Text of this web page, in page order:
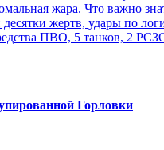
жара. Что важно
жертв, удары по
ПВО, 5 танков, 2
Горловки